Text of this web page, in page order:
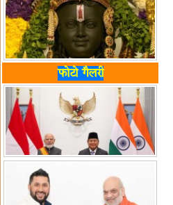
फोटो गैलरी